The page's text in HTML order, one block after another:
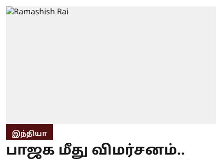
இந்தியா
பாஜக மீது விமர்சனம்..